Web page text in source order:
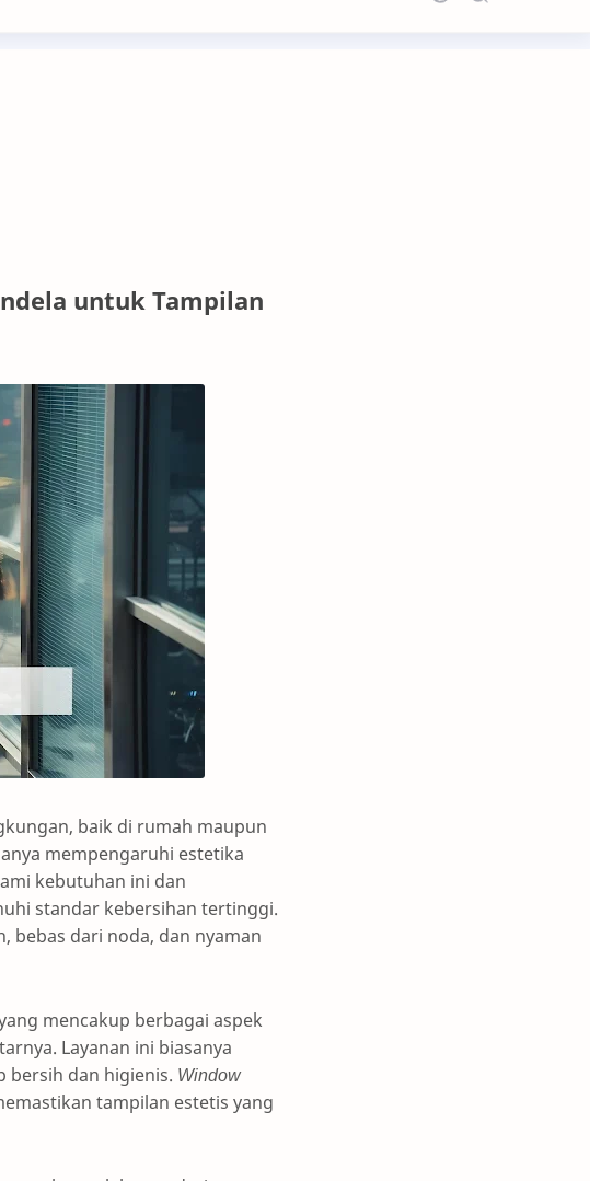
untuk Tampilan
baik di rumah maupun
mempengaruhi estetika
kebutuhan ini dan
standar kebersihan tertinggi.
bebas dari noda, dan nyaman
mencakup berbagai aspek
Layanan ini biasanya
bersih dan higienis. Window
tampilan estetis yang